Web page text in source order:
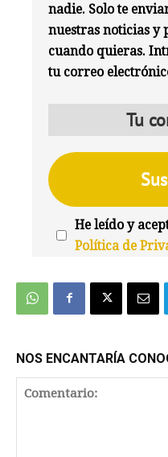
nadie. Solo te
nuestras noticias y
cuando quieras.
tu correo
He leído y
Política de
NOS ENCANTARÍA